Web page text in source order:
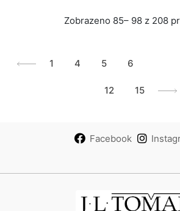
Zobrazeno 85– 98 z 208
1 4 5 6
12 15
Facebook